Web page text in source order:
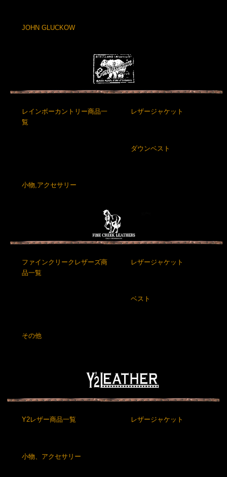
JOHN GLUCKOW
レインボーカントリー商品一
覧
レザージャケット
ダウンベスト
小物,アクセサリー
ファインクリークレザーズ商
品一覧
レザージャケット
ベスト
その他
Y2レザー商品一覧 レザージャケット
小物、アクセサリー